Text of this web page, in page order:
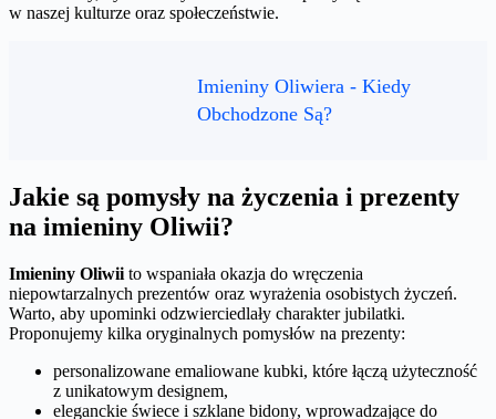
w naszej kulturze oraz społeczeństwie.
Imieniny Oliwiera - Kiedy
Obchodzone Są?
Jakie są pomysły na życzenia i prezenty
na imieniny Oliwii?
Imieniny Oliwii to wspaniała okazja do wręczenia
niepowtarzalnych prezentów oraz wyrażenia osobistych życzeń.
Warto, aby upominki odzwierciedlały charakter jubilatki.
Proponujemy kilka oryginalnych pomysłów na prezenty:
personalizowane emaliowane kubki, które łączą użyteczność
z unikatowym designem,
eleganckie świece i szklane bidony, wprowadzające do